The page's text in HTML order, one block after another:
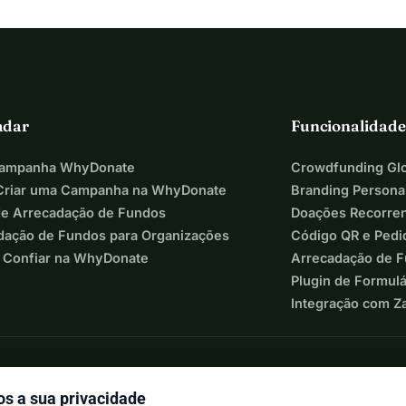
que as rendas de Maarit e Martin sejam
de recuperação seja coberta pelo
quão pequena, torna a vida dessa
no mais importante a
sobre a arrecadação e o uso dos
WhyDonate
uma Campanha na WhyDonate
Arrecadação de Fundos
de Fundos para Organizações
Confiar na WhyDonate
Crowdfunding
Branding
Doações
Código QR e
Arrecadação de
Plugin de
Integração com
a sua privacidade